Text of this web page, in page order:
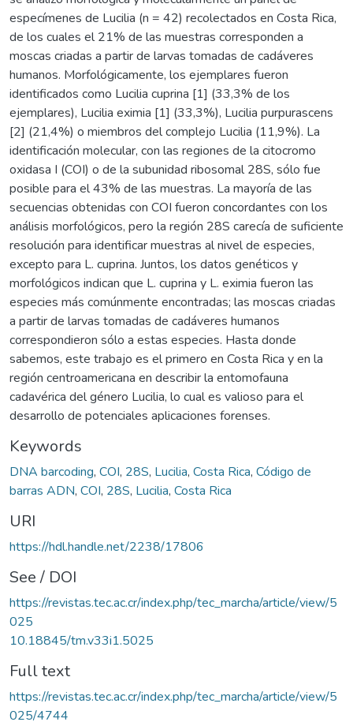
especímenes de Lucilia (n = 42) recolectados en Costa Rica,
de los cuales el 21% de las muestras corresponden a
moscas criadas a partir de larvas tomadas de cadáveres
humanos. Morfológicamente, los ejemplares fueron
identificados como Lucilia cuprina [1] (33,3% de los
ejemplares), Lucilia eximia [1] (33,3%), Lucilia purpurascens
[2] (21,4%) o miembros del complejo Lucilia (11,9%). La
identificación molecular, con las regiones de la citocromo
oxidasa I (COI) o de la subunidad ribosomal 28S, sólo fue
posible para el 43% de las muestras. La mayoría de las
secuencias obtenidas con COI fueron concordantes con los
análisis morfológicos, pero la región 28S carecía de suficiente
resolución para identificar muestras al nivel de especies,
excepto para L. cuprina. Juntos, los datos genéticos y
morfológicos indican que L. cuprina y L. eximia fueron las
especies más comúnmente encontradas; las moscas criadas
a partir de larvas tomadas de cadáveres humanos
correspondieron sólo a estas especies. Hasta donde
sabemos, este trabajo es el primero en Costa Rica y en la
región centroamericana en describir la entomofauna
cadavérica del género Lucilia, lo cual es valioso para el
desarrollo de potenciales aplicaciones forenses.
Keywords
DNA barcoding, COI, 28S, Lucilia, Costa Rica, Código de
barras ADN, COI, 28S, Lucilia, Costa Rica
URI
https://hdl.handle.net/2238/17806
See / DOI
https://revistas.tec.ac.cr/index.php/tec_marcha/article/view/5
025
10.18845/tm.v33i1.5025
Full text
https://revistas.tec.ac.cr/index.php/tec_marcha/article/view/5
025/4744